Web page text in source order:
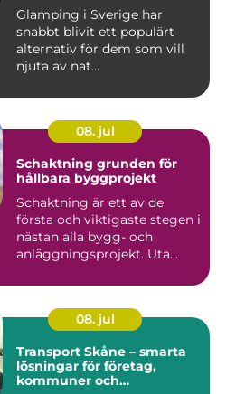
Glamping i Sverige har
snabbt blivit ett populärt
alternativ för dem som vill
njuta av nat...
08. jul
Schaktning grunden för
hållbara byggprojekt
Schaktning är ett av de
första och viktigaste stegen i
nästan alla bygg- och
anläggningsprojekt. Uta...
08. jul
Transport Skåne – smarta
lösningar för företag,
kommuner och